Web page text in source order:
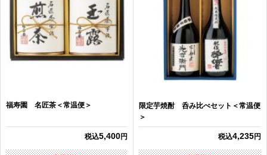
福寿園 名匠茶＜常温便＞
税込5,400円
限定芋焼酎 呑み比べセット＜常温便
＞
税込4,235円